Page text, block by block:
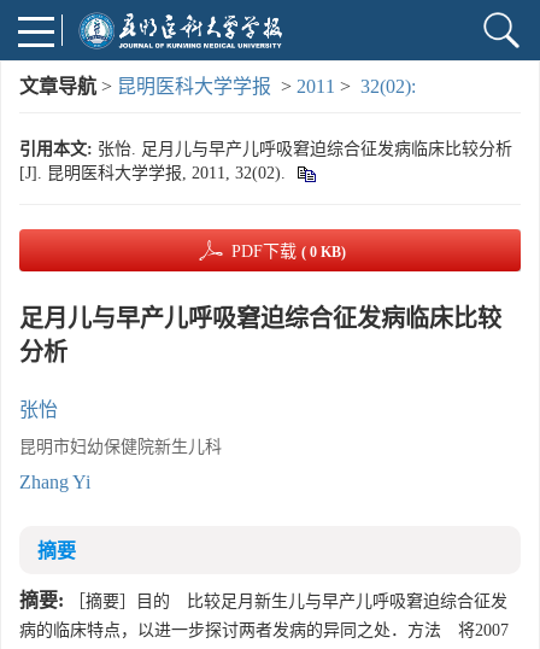
文章导航 > 昆明医科大学学报 > 2011 > 32(02):
引用本文: 张怡. 足月儿与早产儿呼吸窘迫综合征发病临床比较分析
[J]. 昆明医科大学学报, 2011, 32(02).
PDF下载 ( 0 KB)
足月儿与早产儿呼吸窘迫综合征发病临床比较
分析
张怡
昆明市妇幼保健院新生儿科
Zhang Yi
摘要
摘要: ［摘要］目的 比较足月新生儿与早产儿呼吸窘迫综合征发
病的临床特点，以进一步探讨两者发病的异同之处．方法 将2007